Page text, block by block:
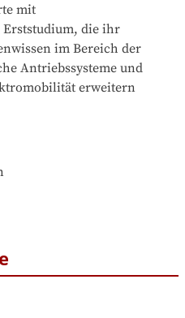
mit
die ihr
im Bereich der
Antriebssysteme und
erweitern